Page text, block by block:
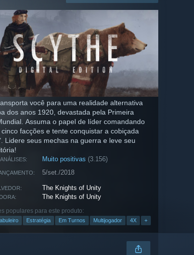
você para uma realidade alternativa
dos anos 1920, devastada pela Primeira
Assuma o papel de líder comandando
facções e tente conquistar a cobiçada
Lidere seus mechas na guerra e leve seu
Muito positivas (3.156)
5/set./2018
The Knights of Unity
The Knights of Unity
populares para este produto:
Estratégia Em Turnos Multijogador 4X +